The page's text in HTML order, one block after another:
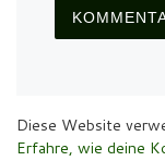
Diese Website
Erfahre, wie deine